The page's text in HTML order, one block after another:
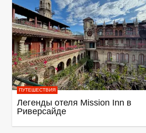
ПУТЕШЕСТВИЯ
Легенды отеля Mission Inn в
Риверсайде